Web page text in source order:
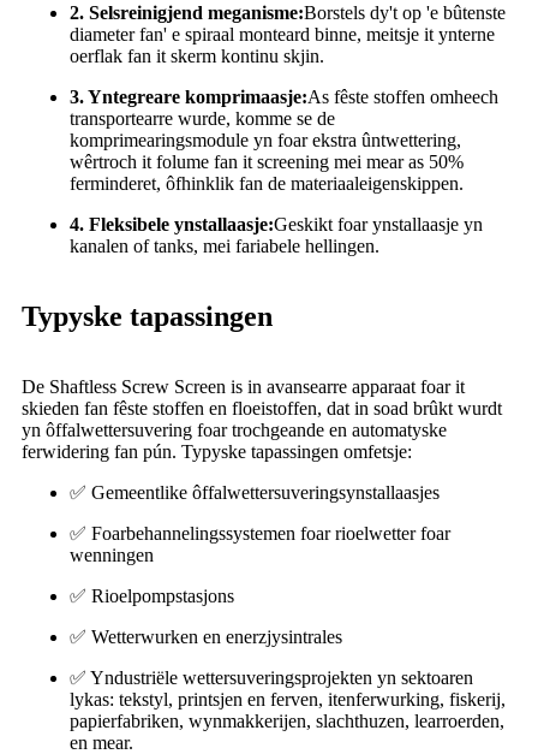
2. Selsreinigjend meganisme:Borstels dy't op 'e bûtenste
diameter fan' e spiraal monteard binne, meitsje it ynterne
oerflak fan it skerm kontinu skjin.
3. Yntegreare komprimaasje:As fêste stoffen omheech
transportearre wurde, komme se de
komprimearingsmodule yn foar ekstra ûntwettering,
wêrtroch it folume fan it screening mei mear as 50%
ferminderet, ôfhinklik fan de materiaaleigenskippen.
4. Fleksibele ynstallaasje:Geskikt foar ynstallaasje yn
kanalen of tanks, mei fariabele hellingen.
Typyske tapassingen
De Shaftless Screw Screen is in avansearre apparaat foar it
skieden fan fêste stoffen en floeistoffen, dat in soad brûkt wurdt
yn ôffalwettersuvering foar trochgeande en automatyske
ferwidering fan pún. Typyske tapassingen omfetsje:
✅ Gemeentlike ôffalwettersuveringsynstallaasjes
✅ Foarbehannelingssystemen foar rioelwetter foar
wenningen
✅ Rioelpompstasjons
✅ Wetterwurken en enerzjysintrales
✅ Yndustriële wettersuveringsprojekten yn sektoaren
lykas: tekstyl, printsjen en ferven, itenferwurking, fiskerij,
papierfabriken, wynmakkerijen, slachthuzen, learroerden,
en mear.